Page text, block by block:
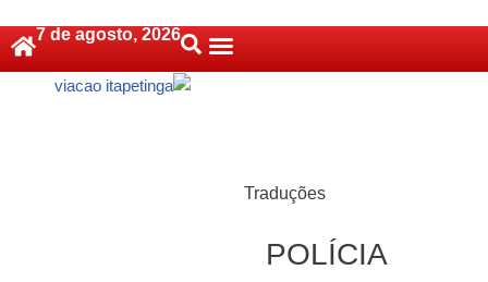
Pular
7 de agosto, 2026
Traduções
POLÍCIA